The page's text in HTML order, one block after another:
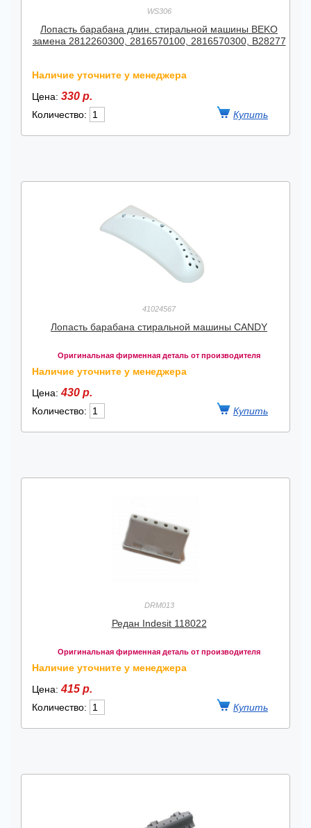
WS306
Лопасть барабана длин. стиральной машины BEKO
замена 2812260300, 2816570100, 2816570300, B28277
Наличие уточните у менеджера
Цена: 330 р.
Количество:
41024567
Лопасть барабана стиральной машины CANDY
Оригинальная фирменная деталь от производителя
Наличие уточните у менеджера
Цена:430 р.
Количество:
DRM013
Редан Indesit 118022
Оригинальная фирменная деталь от производителя
Наличие уточните у менеджера
Цена:415 р.
Количество: